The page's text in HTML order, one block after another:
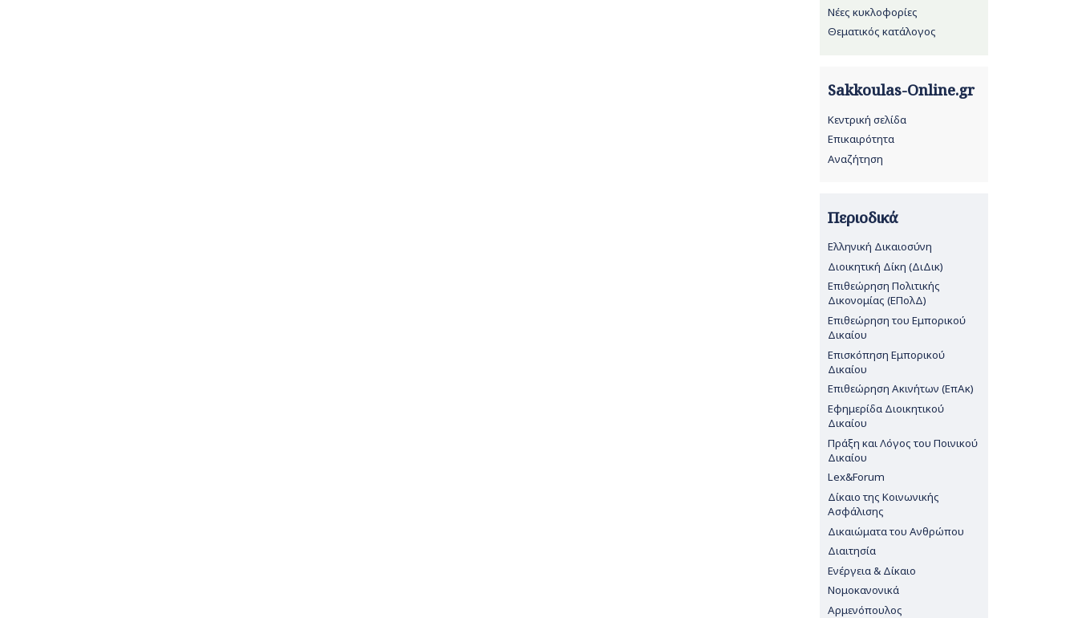
Νέες κυκλοφορίες
Θεματικός κατάλογος
Sakkoulas-Online.gr
Κεντρική σελίδα
Επικαιρότητα
Αναζήτηση
Περιοδικά
Ελληνική Δικαιοσύνη
Διοικητική Δίκη (ΔιΔικ)
Επιθεώρηση Πολιτικής
Δικονομίας (ΕΠολΔ)
Επιθεώρηση του Εμπορικού
Δικαίου
Επισκόπηση Εμπορικού
Δικαίου
Επιθεώρηση Ακινήτων (ΕπΑκ)
Εφημερίδα Διοικητικού
Δικαίου
Πράξη και Λόγος του Ποινικού
Δικαίου
Lex&Forum
Δίκαιο της Κοινωνικής
Ασφάλισης
Δικαιώματα του Ανθρώπου
Διαιτησία
Ενέργεια & Δίκαιο
Νομοκανονικά
Αρμενόπουλος